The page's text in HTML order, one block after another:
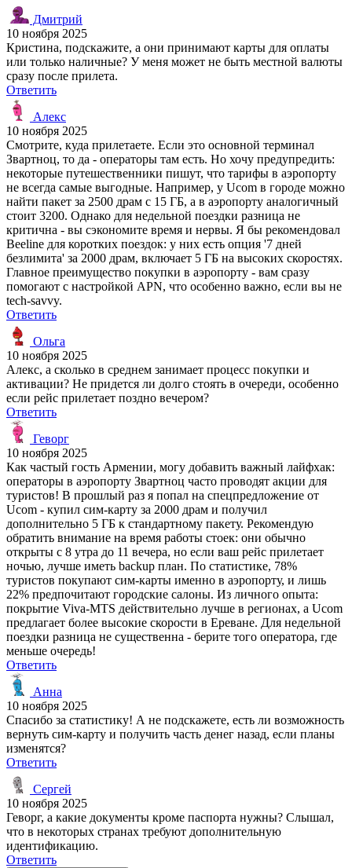
Дмитрий
10 ноября 2025
Кристина, подскажите, а они принимают карты для оплаты
или только наличные? У меня может не быть местной валюты
сразу после прилета.
Ответить
Алекс
10 ноября 2025
Смотрите, куда прилетаете. Если это основной терминал
Звартноц, то да - операторы там есть. Но хочу предупредить:
некоторые путешественники пишут, что тарифы в аэропорту
не всегда самые выгодные. Например, у Ucom в городе можно
найти пакет за 2500 драм с 15 ГБ, а в аэропорту аналогичный
стоит 3200. Однако для недельной поездки разница не
критична - вы сэкономите время и нервы. Я бы рекомендовал
Beeline для коротких поездок: у них есть опция '7 дней
безлимита' за 2000 драм, включает 5 ГБ на высоких скоростях.
Главное преимущество покупки в аэропорту - вам сразу
помогают с настройкой APN, что особенно важно, если вы не
tech-savvy.
Ответить
Ольга
10 ноября 2025
Алекс, а сколько в среднем занимает процесс покупки и
активации? Не придется ли долго стоять в очереди, особенно
если рейс прилетает поздно вечером?
Ответить
Геворг
10 ноября 2025
Как частый гость Армении, могу добавить важный лайфхак:
операторы в аэропорту Звартноц часто проводят акции для
туристов! В прошлый раз я попал на спецпредложение от
Ucom - купил сим-карту за 2000 драм и получил
дополнительно 5 ГБ к стандартному пакету. Рекомендую
обратить внимание на время работы стоек: они обычно
открыты с 8 утра до 11 вечера, но если ваш рейс прилетает
ночью, лучше иметь backup план. По статистике, 78%
туристов покупают сим-карты именно в аэропорту, и лишь
22% предпочитают городские салоны. Из личного опыта:
покрытие Viva-MTS действительно лучше в регионах, а Ucom
предлагает более высокие скорости в Ереване. Для недельной
поездки разница не существенна - берите того оператора, где
меньше очередь!
Ответить
Анна
10 ноября 2025
Спасибо за статистику! А не подскажете, есть ли возможность
вернуть сим-карту и получить часть денег назад, если планы
изменятся?
Ответить
Сергей
10 ноября 2025
Геворг, а какие документы кроме паспорта нужны? Слышал,
что в некоторых странах требуют дополнительную
идентификацию.
Ответить